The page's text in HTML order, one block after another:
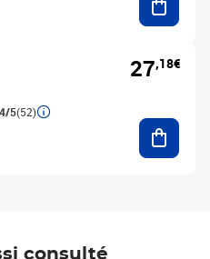
5(52)
27,18€
consulté